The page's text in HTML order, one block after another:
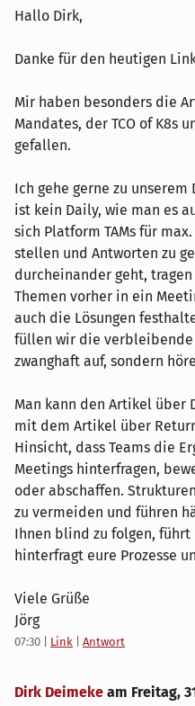
Hallo Dirk,
Danke für den heutigen
Mir haben besonders die
Mandates, der TCO of K8s
gefallen.
Ich gehe gerne zu
ist kein Daily, wie man es
sich Platform TAMs für
stellen und Antworten zu
durcheinander geht, tragen
Themen vorher in ein
auch die Lösungen
füllen wir die
zwanghaft auf, sondern
Man kann den Artikel über
mit dem Artikel über
Hinsicht, dass Teams die
Meetings hinterfragen,
oder abschaffen.
zu vermeiden und führen
Ihnen blind zu folgen, führt
hinterfragt eure Prozesse
Viele Grüße
Jörg
07:30 Link Antwort
Dirk Deimeke am Freitag,